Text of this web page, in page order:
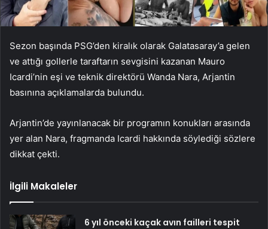
Sezon başında PSG’den kiralık olarak Galatasaray’a gelen
ve attığı gollerle taraftarın sevgisini kazanan Mauro
Icardi’nin eşi ve teknik direktörü Wanda Nara, Arjantin
basınına açıklamalarda bulundu.
Arjantin’de yayınlanacak bir programın konukları arasında
yer alan Nara, fragmanda Icardi hakkında söylediği sözlere
dikkat çekti.
İlgili Makaleler
6 yıl önceki kaçak avın failleri tespit